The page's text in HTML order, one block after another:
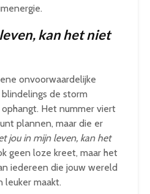
kan het niet
onvoorwaardelijke
de storm
Het nummer viert
plannen, maar die er
jou in mijn leven, kan het
geen loze kreet, maar het
iedereen die jouw wereld
maakt.